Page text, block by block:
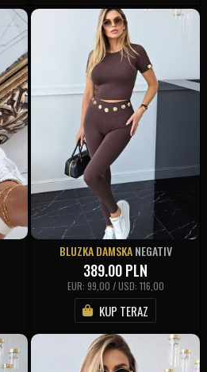
BLUZKA DAMSKANEGATIV
389.00PLN
EUR: 99,00 / USD: 116,00
KUP TERAZ